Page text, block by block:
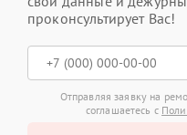
проконсультирует Вас!
Отправляя заявку на
соглашаетесь с